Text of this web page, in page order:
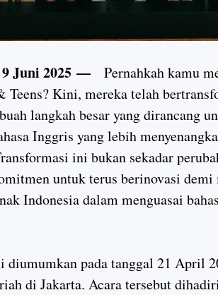
9 Juni 2025 — Pernahkah kamu
Kini, mereka telah
langkah besar yang dirancang
Inggris yang lebih
ini bukan sekadar
untuk terus berinovasi demi
Indonesia dalam menguasai
diumumkan pada tanggal 21 April
di Jakarta. Acara tersebut